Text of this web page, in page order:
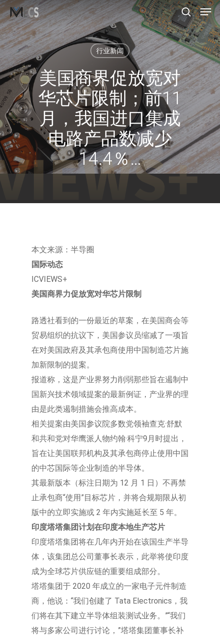
跳
到
主
要
内
容
搜索
菜单
行业新闻
美国商界促放宽对
华芯片限制；前11
月，我国进口集成
电路产品数减少
14.4％…
本文来源：半导圈
国际动态
ICVIEWS+
美国商界力促放宽对华芯片限制
路透社看到的一份最近的草案，在美国商会等
贸易组织的抗议下，美国参议员缩减了一项旨
在对美国政府及其承包商使用中国制造芯片施
加新限制的提案。
报道称，这是产业界努力削弱那些旨在遏制中
国新兴技术领域提案的最新例证，产业界的理
由是此类遏制措施会推高成本。
相关提案由美国参议院多数党领袖查克·舒默
和共和党对华鹰派人物约翰·科宁9月时提出，
旨在让美国联邦机构及其承包商停止使用中国
的中芯国际等企业制造的半导体。
其最新版本（标注日期为 12 月 1 日）不再禁
止承包商“使用”目标芯片，并将合规期限从初
版中的立即实施或 2 年内实施延长至 5 年。
印度塔塔集团计划在印度本地生产芯片
印度塔塔集团将在几年内开始在该国生产半导
体，该集团总公司董事长表示，此举将使印度
成为全球芯片供应链的重要组成部分。
塔塔集团于 2020 年成立的一家电子元件制造
商，他说：“我们创建了 Tata Electronics，我
们将在其下建立半导体组装测试业务。”“我们
将与多家公司进行讨论，”塔塔集团董事长补